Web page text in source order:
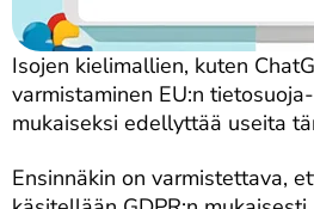
Isojen kielimallien, kuten
varmistaminen EU:n
mukaiseksi edellyttää useita
Ensinnäkin on varmistettava,